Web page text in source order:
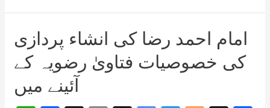
sl
at
رضا
انشاء
پردازی
کی
خصوصیات
ملفوظات
کے
امام احمد رضا کی انشاء پردازی
کی خصوصیات فتاویٰ رضویہ کے
آئینے میں